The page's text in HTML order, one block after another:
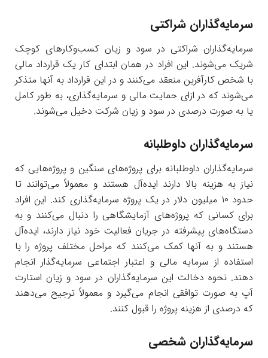
سرمایه‌گذاران شراکتی
سرمایه‌گذاران شراکتی در سود و زیان کسب‌و‌کارهای کوچک
شریک می‌شوند. این افراد در همان ابتدای کار یک قرارداد مالی
با شخص کارآفرین منعقد می‌کنند و در این قرارداد به آنها متذکر
می‌شوند که در ازای حمایت مالی و سرمایه‌گذاری، به طور کامل
یا به صورت درصدی در سود و زیان شرکت دخیل می‌شوند.
سرمایه‌گذاران داوطلبانه
سرمایه‌گذاران داوطلبانه برای پروژه‌های سنگین و پروژه‌هایی که
نیاز به هزینه بالا دارند ایده‌آل هستند و معمولاً می‌توانند تا
حدود ۱۰ میلیون دلار در یک پروژه سرمایه‌گذاری کند. این افراد
برای کسانی که پروژه‌های آزمایشگاهی را دنبال می‌کنند و به
دستگاه‌های پیشرفته در جریان فعالیت خود نیاز دارند، ایده‌آل
هستند و به آنها کمک می‌کنند که مراحل مختلف پروژه را با
استفاده از سرمایه مالی و اعتبار اجتماعی سرمایه‌گذار انجام
دهند. نحوه دخالت این سرمایه‌گذاران در سود و زیان استارت
آپ به صورت توافقی انجام می‌گیرد و معمولاً ترجیح می‌دهند
که درصدی از هزینه پروژه را قبول کنند.
سرمایه‌گذاران شخصی